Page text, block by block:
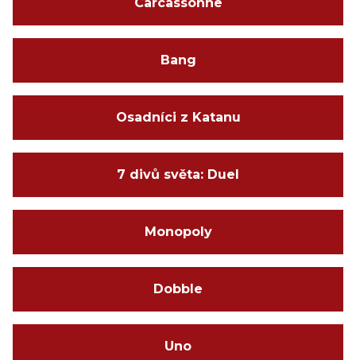
Bang
Osadníci z Katanu
7 divů světa: Duel
Monopoly
Dobble
Uno